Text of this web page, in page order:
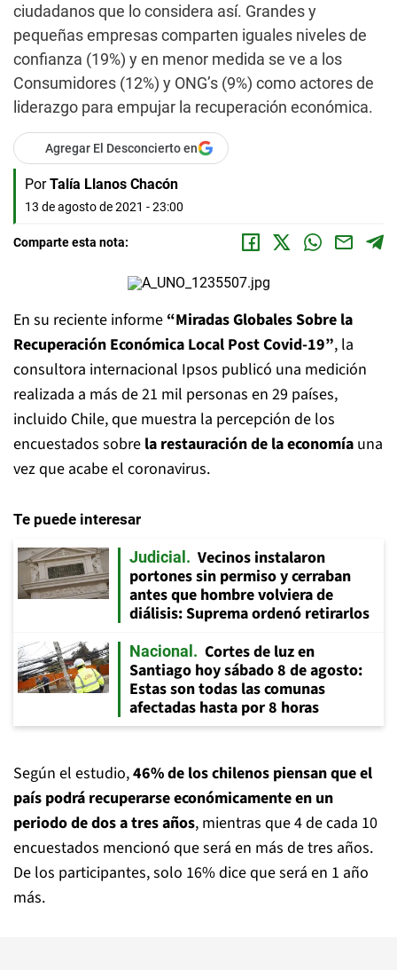
ciudadanos que lo considera así. Grandes y
pequeñas empresas comparten iguales niveles de
confianza (19%) y en menor medida se ve a los
Consumidores (12%) y ONG’s (9%) como actores de
liderazgo para empujar la recuperación económica.
Agregar El Desconcierto en
Por Talía Llanos Chacón
13 de agosto de 2021 - 23:00
Comparte esta nota:
En su reciente informe “Miradas Globales Sobre la
Recuperación Económica Local Post Covid-19”, la
consultora internacional Ipsos publicó una medición
realizada a más de 21 mil personas en 29 países,
incluido Chile, que muestra la percepción de los
encuestados sobre la restauración de la economía una
vez que acabe el coronavirus.
Te puede interesar
Judicial
Vecinos instalaron
portones sin permiso y cerraban
antes que hombre volviera de
diálisis: Suprema ordenó retirarlos
Nacional
Cortes de luz en
Santiago hoy sábado 8 de agosto:
Estas son todas las comunas
afectadas hasta por 8 horas
Según el estudio,46% de los chilenos piensan que el
país podrá recuperarse económicamente en un
periodo de dos a tres años, mientras que 4 de cada 10
encuestados mencionó que será en más de tres años.
De los participantes, solo 16% dice que será en 1 año
más.